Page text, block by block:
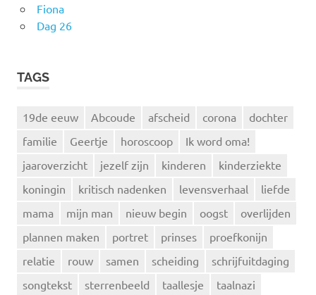
Fiona
Dag 26
TAGS
19de eeuw Abcoude afscheid corona
dochter
familie
Geertje horoscoop
Ik word oma!
jaaroverzicht
jezelf zijn kinderen
kinderziekte
koningin
kritisch nadenken levensverhaal
liefde
mama
mijn man nieuw begin oogst
overlijden
plannen maken
portret prinses
proefkonijn
relatie
rouw samen scheiding
schrijfuitdaging
songtekst
sterrenbeeld taallesje
taalnazi